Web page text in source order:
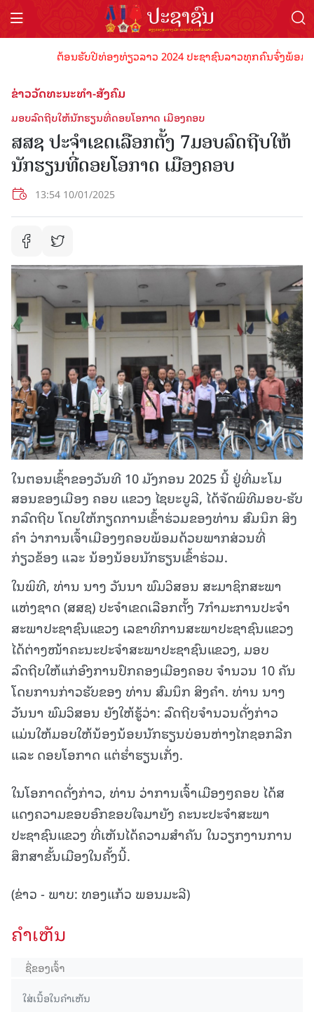
ຕ້ອນຮັບປີທ່ອງທ່ຽວລາວ 2024 ປະຊາຊົນລາວທຸກຄົນຈົ່ງພ້ອມເ
ຂ່າວວັດທະນະທຳ-ສັງຄົມ
ມອບລົດຖີບໃຫ້ນັກຮຽນທີ່ດອຍໂອກາດ ເມືອງຄອບ
ສສຊ ປະຈໍາເຂດເລືອກຕັ້ງ 7ມອບລົດຖີບໃຫ້
ນັກຮຽນທີ່ດອຍໂອກາດ ເມືອງຄອບ
13:54 10/01/2025
ໃນຕອນເຊົ້າຂອງວັນທີ 10 ມັງກອນ 2025 ນີ້ ຢູ່ທີ່ມະໂມ
ສອນຂອງເມືອງ ຄອບ ແຂວງ ໄຊຍະບູລີ, ໄດ້ຈັດພິທີມອບ-ຮັບ
ກລົດຖີບ ໂດຍໃຫ້ກຽດການເຂົ້າຮ່ວມຂອງທ່ານ ສົມນຶກ ສິງ
ຄໍາ ວ່າການເຈົ້າເມືອງໆຄອບພ້ອມດ້ວຍພາກສ່ວນທີ່
ກ່ຽວຂ້ອງ ແລະ ນ້ອງນ້ອຍນັກຮຽນເຂົ້າຮ່ວມ.
ໃນພິທີ, ທ່ານ ນາງ ວັນນາ ພົມວິສອນ ສະມາຊິກສະພາ
ແຫ່ງຊາດ (ສສຊ) ປະຈໍາເຂດເລືອກຕັ້ງ 7ກໍາມະການປະຈໍາ
ສະພາປະຊາຊົນແຂວງ ເລຂາທິການສະພາປະຊາຊົນແຂວງ
ໄດ້ຕ່າງໜ້າຄະນະປະຈໍາສະພາປະຊາຊົນແຂວງ, ມອບ
ລົດຖີບໃຫ້ແກ່ອົງການປົກຄອງເມືອງຄອບ ຈໍານວນ 10 ຄັນ
ໂດຍການກ່າວຮັບຂອງ ທ່ານ ສົມນຶກ ສິງຄໍາ. ທ່ານ ນາງ
ວັນນາ ພົມວິສອນ ຍັງໃຫ້ຮູ້ວ່າ: ລົດຖີບຈໍານວນດັ່ງກ່າວ
ແມ່ນໃຫ້ມອບໃຫ້ນ້ອງນ້ອຍນັກຮຽນບ່ອນຫ່າງໄກຊອກລີກ
ແລະ ດອຍໂອກາດ ແຕ່ຮໍ່າຮຽນເກັ່ງ.
ໃນໂອກາດດັ່ງກ່າວ, ທ່ານ ວ່າການເຈົ້າເມືອງໆຄອບ ໄດ້ສ
ແດງຄວາມຂອບອົກຂອບໃຈມາຍັງ ຄະນະປະຈໍາສະພາ
ປະຊາຊົນແຂວງ ທີ່ເຫັນໄດ້ຄວາມສຳຄັນ ໃນວຽກງານການ
ສຶກສາຂັ້ນເມືອງໃນຄັ້ງນີ້.
(ຂ່າວ - ພາບ: ທອງແກ້ວ ພອນມະລີ)
ຄໍາເຫັນ